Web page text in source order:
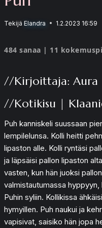
Tekijä Elandra 1.2.2023 16:59
484 sanaa | 11
//Kirjoittaja: Aura
//Kotikisu |
Puh kanniskeli suussaan
lempilelunsa. Kolli heitti
lipaston alle. Kolli ryntäsi
ja läpsäisi pallon lipaston
vasten, kun hän juoksi
valmistautumassa
Puhin syliin. Kollikissa
hymyillen. Puh naukui ja
vapisivat, saisiko hän jopa